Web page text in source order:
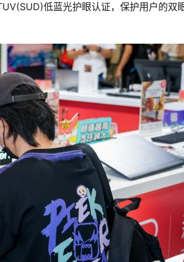
低蓝光护眼认证，保护用户的双